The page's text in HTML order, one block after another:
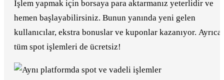
İşlem yapmak için borsaya para aktarmanız yeterlidir ve
hemen başlayabilirsiniz. Bunun yanında yeni gelen
kullanıcılar, ekstra bonuslar ve kuponlar kazanıyor. Ayrıca
tüm spot işlemleri de ücretsiz!